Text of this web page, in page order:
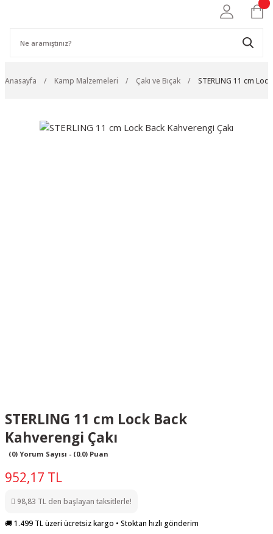
Anasayfa Kamp Malzemeleri Çakı ve Bıçak STERLING 11 cm
STERLING 11 cm Lock Back
Kahverengi Çakı
(0) Yorum Sayısı - (0.0) Puan
952,17 TL
98,83 TL den başlayan taksitlerle!
🚚 1.499 TL üzeri ücretsiz kargo • Stoktan hızlı gönderim